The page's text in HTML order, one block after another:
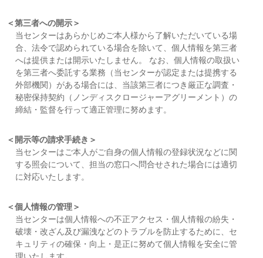
＜第三者への開示＞
当センターはあらかじめご本人様から了解いただいている場
合、法令で認められている場合を除いて、個人情報を第三者
へは提供または開示いたしません。 なお、個人情報の取扱い
を第三者へ委託する業務（当センターが認定または提携する
外部機関）がある場合には、当該第三者につき厳正な調査・
秘密保持契約（ノンディスクロージャーアグリーメント）の
締結・監督を行って適正管理に努めます。
＜開示等の請求手続き＞
当センターはご本人がご自身の個人情報の登録状況などに関
する照会について、担当の窓口へ問合せされた場合には適切
に対応いたします。
＜個人情報の管理＞
当センターは個人情報への不正アクセス・個人情報の紛失・
破壊・改ざん及び漏洩などのトラブルを防止するために、セ
キュリティの確保・向上・是正に努めて個人情報を安全に管